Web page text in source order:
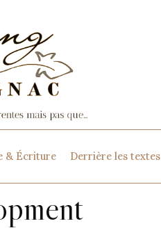
& Écriture Derrière les textes